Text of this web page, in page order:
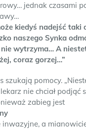
jednak czasami
kiedyś nadejść taki
naszego Synka
wytrzyma… A
coraz gorzej…”
szukają pomocy.
nie chciał podjąć
zabieg jest
inwazyjne, a